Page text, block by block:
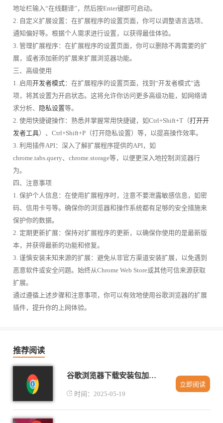
地址栏输入“在线翻译”，然后按Enter键即可启动。
2. 自定义扩展设置：在扩展程序的设置页面，你可以调整语言选项、
通知偏好等。根据个人需求进行设置，以获得最佳体验。
3. 管理扩展程序：在扩展程序的设置页面，你可以删除不再需要的扩
展，或者添加新的扩展来扩展浏览器功能。
三、高级使用
1. 启用开发者模式：在扩展程序的设置页面，找到“开发者模式”选
项，将其设置为开启状态。这将允许你访问更多高级功能，如网络请
求分析、 隐私设置等。
2. 使用快捷键操作：熟悉并掌握常用快捷键，如Ctrl+Shift+T（打开开
发者工具）、Ctrl+Shift+P（打开隐私设置）等，以提高操作效率。
3. 利用插件API：深入了解扩展程序提供的API，如
chrome.tabs.query、chrome.storage等，以便更深入地控制浏览器行
为。
四、注意事项
1. 保护个人信息：在使用扩展程序时，注意不要泄露敏感信息，如密
码、信用卡号等。确保你的浏览器和操作系统都有足够的安全措施来
保护你的数据。
2. 定期更新扩展：保持对扩展程序的更新，以确保你使用的是最新版
本，并获得最新的功能和修复。
3. 谨慎安装未知来源的扩展：避免从非官方渠道安装扩展，以免遇到
恶意软件或安全问题。始终从Chrome Web Store或其他可信来源获取
扩展。
通过遵循上述步骤和注意事项，你可以有效地使用谷歌浏览器的扩展
插件，提升你的上网体验。
推荐阅读
谷歌浏览器下载安装包加速技巧分享
时间：2025-05-19
立即阅读